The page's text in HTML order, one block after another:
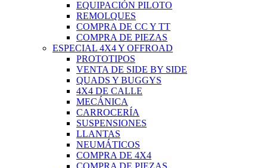
EQUIPACIÓN PILOTO
REMOLQUES
COMPRA DE CC Y TT
COMPRA DE PIEZAS
ESPECIAL 4X4 Y OFFROAD
PROTOTIPOS
VENTA DE SIDE BY SIDE
QUADS Y BUGGYS
4X4 DE CALLE
MECÁNICA
CARROCERÍA
SUSPENSIONES
LLANTAS
NEUMÁTICOS
COMPRA DE 4X4
COMPRA DE PIEZAS